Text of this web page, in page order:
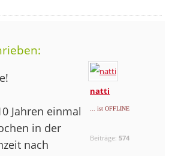
natti
... ist OFFLINE
Beiträge:574
Jahren einmal
in der
nach